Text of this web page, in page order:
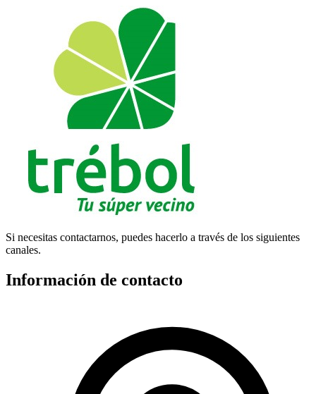
Si necesitas contactarnos, puedes hacerlo a través de los siguientes
canales.
Información de contacto